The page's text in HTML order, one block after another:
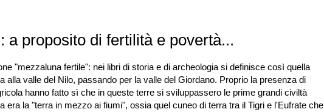
a proposito di fertilità e povertà...
"mezzaluna fertile": nei libri di storia e di archeologia si definisce così quella
valle del Nilo, passando per la valle del Giordano. Proprio la presenza di
hanno fatto sì che in queste terre si sviluppassero le prime grandi civiltà
era la "terra in mezzo ai fiumi", ossia quel cuneo di terra tra il Tigri e l'Eufrate che